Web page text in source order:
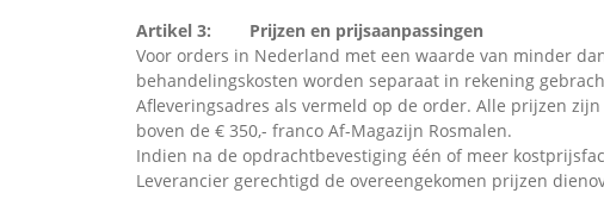
Artikel 3: Prijzen en prijsaanpassingen
Voor orders in Nederland met een waarde van minder
behandelingskosten worden separaat in rekening
Afleveringsadres als vermeld op de order. Alle prijzen
boven de € 350,- franco Af-Magazijn Rosmalen.
Indien na de opdrachtbevestiging één of meer
Leverancier gerechtigd de overeengekomen prijzen